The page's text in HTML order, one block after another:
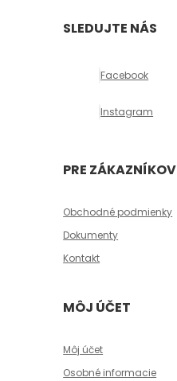
SLEDUJTE NÁS
Facebook
Instagram
PRE ZÁKAZNÍKOV
Obchodné podmienky
Dokumenty
Kontakt
MÔJ ÚČET
Môj účet
Osobné informacie